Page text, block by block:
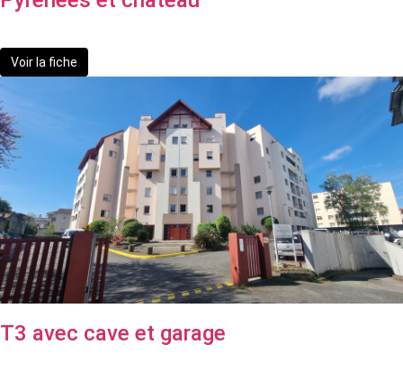
Voir la fiche
T3 avec cave et garage